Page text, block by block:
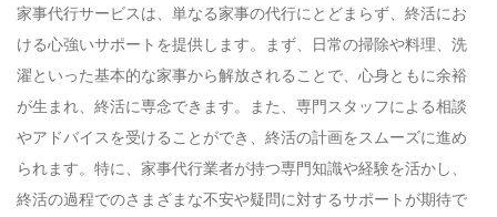
家事代行サービスは、単なる家事の代行にとどまらず、終活にお
ける心強いサポートを提供します。まず、日常の掃除や料理、洗
濯といった基本的な家事から解放されることで、心身ともに余裕
が生まれ、終活に専念できます。また、専門スタッフによる相談
やアドバイスを受けることができ、終活の計画をスムーズに進め
られます。特に、家事代行業者が持つ専門知識や経験を活かし、
終活の過程でのさまざまな不安や疑問に対するサポートが期待で